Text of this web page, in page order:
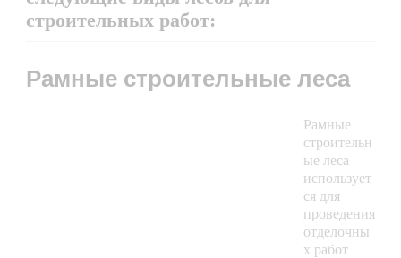
строительных работ:
Рамные строительные леса
Рамные
строительн
ые леса
использует
ся для
проведения
отделочны
х работ